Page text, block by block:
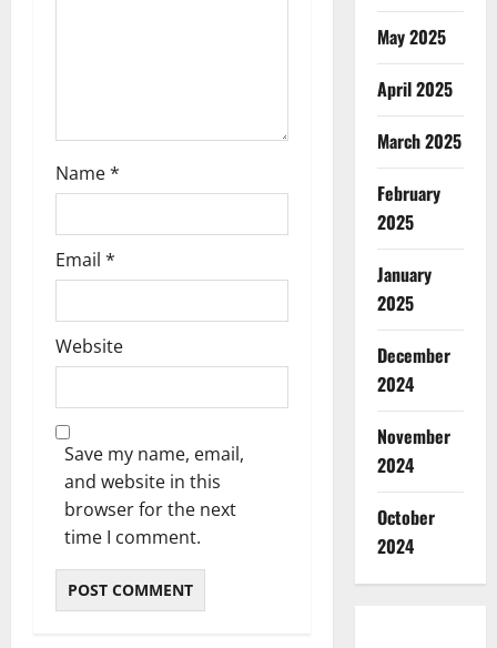
Name*
Email *
Website
Save my name, email,
and website in this
browser for the next
time I comment.
May 2025
April 2025
March 2025
February
2025
January
2025
December
2024
November
2024
October
2024